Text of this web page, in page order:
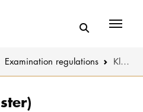
Examination regulations Klarinette (Master)